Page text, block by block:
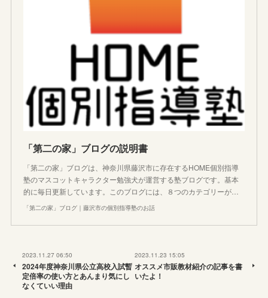
「第二の家」ブログの説明書
「第二の家」ブログは、神奈川県藤沢市に存在するHOME個別指導
塾のマスコットキャラクター勉強犬が運営する塾ブログです。基本
的に毎日更新しています。このブログには、８つのカテゴリーが…
「第二の家」ブログ｜藤沢市の個別指導塾のお話
2023.11.27 06:50
2024年度神奈川県公立高校入試暫
定倍率の使い方とあんまり気にし
なくていい理由
2023.11.23 15:05
オススメ市販教材紹介の記事を書
いたよ！